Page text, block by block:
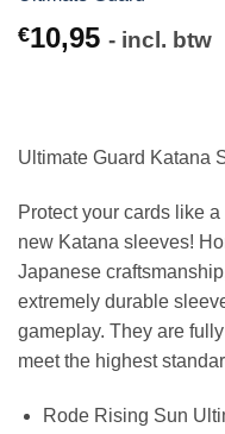
€10,95 - incl. btw
Ultimate Guard Katana
Protect your cards like
new Katana sleeves!
Japanese
extremely durable
gameplay. They are
meet the highest
Rode Rising Sun